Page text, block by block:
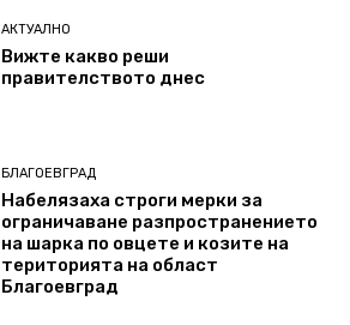
АКТУАЛНО
Вижте какво реши
правителството днес
БЛАГОЕВГРАД
Набелязаха строги мерки за
ограничаване разпространението
на шарка по овцете и козите на
територията на област
Благоевград